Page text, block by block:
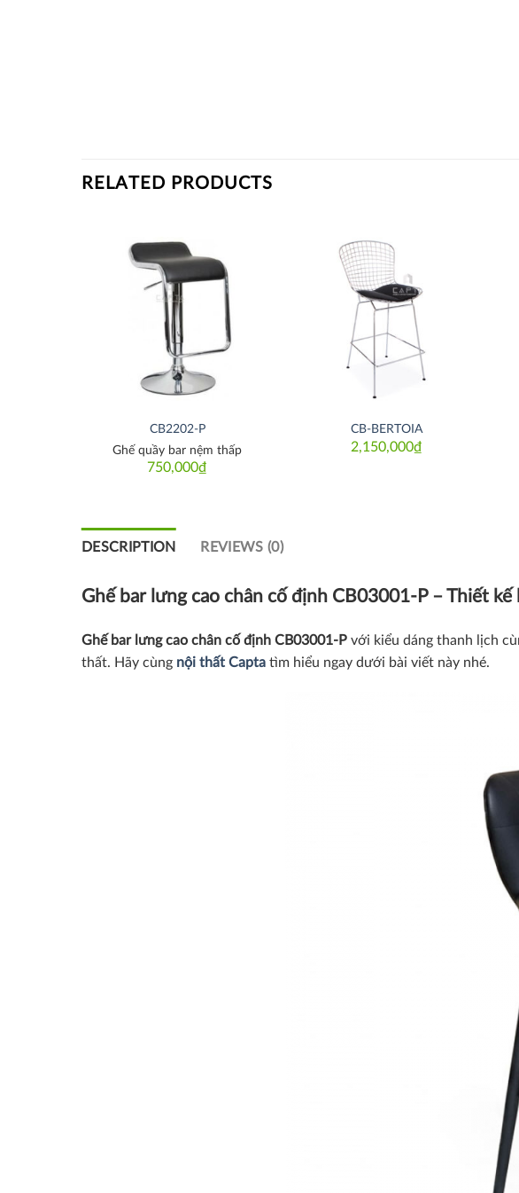
RELATED PRODUCTS
CB2202-P
750,000₫
Ghế quầy bar nệm thấp
CB-BERTOIA
2,150,000₫
DESCRIPTION REVIEWS (0)
Ghế bar lưng cao chân cố định CB03001-P – Thiết kế
Ghế bar lưng cao chân cố định CB03001-P với kiểu dáng thanh lịch
thất. Hãy cùng nội thất Capta tìm hiểu ngay dưới bài viết này nhé.